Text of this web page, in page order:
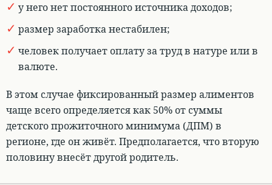
у него нет постоянного источника доходов;
размер заработка нестабилен;
человек получает оплату за труд в натуре или в
валюте.
В этом случае фиксированный размер алиментов
чаще всего определяется как 50% от суммы
детского прожиточного минимума (ДПМ) в
регионе, где он живёт. Предполагается, что вторую
половину внесёт другой родитель.